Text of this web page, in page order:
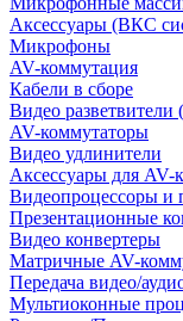
Аксессуары (ВКС
Микрофоны
AV-коммутация
Кабели в сборе
Видео разветвители
AV-коммутаторы
Видео удлинители
Аксессуары для AV-
Видеопроцессоры и
Презентационные
Видео конвертеры
Матричные AV-
Передача видео/
Мультиоконные